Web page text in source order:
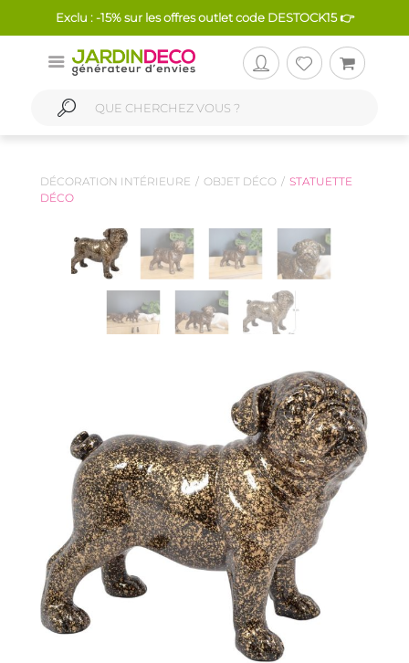
Exclu : -15% sur les offres outlet code DESTOCK15 👉
DÉCORATION INTÉRIEURE OBJET DÉCO
STATUETTE
DÉCO